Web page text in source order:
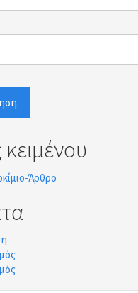
κειμένου
Άρθρο